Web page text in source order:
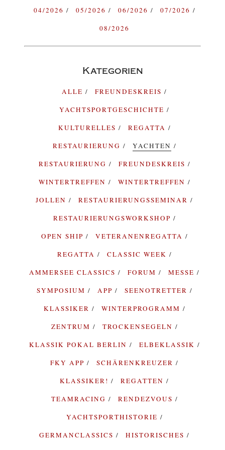
04/2026 05/2026 06/2026
07/2026
08/2026
Kategorien
ALLE
FREUNDESKREIS
YACHTSPORTGESCHICHTE
KULTURELLES
REGATTA
RESTAURIERUNG
YACHTEN
RESTAURIERUNG
FREUNDESKREIS
WINTERTREFFEN
WINTERTREFFEN
JOLLEN
RESTAURIERUNGSSEMINAR
RESTAURIERUNGSWORKSHOP
OPEN SHIP
VETERANENREGATTA
REGATTA
CLASSIC WEEK
AMMERSEE CLASSICS
FORUM
MESSE
SYMPOSIUM
APP
SEENOTRETTER
KLASSIKER
WINTERPROGRAMM
ZENTRUM
TROCKENSEGELN
KLASSIK POKAL BERLIN
ELBEKLASSIK
FKY APP
SCHÄRENKREUZER
KLASSIKER!
REGATTEN
TEAMRACING
RENDEZVOUS
YACHTSPORTHISTORIE
GERMANCLASSICS
HISTORISCHES